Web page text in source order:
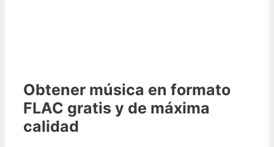
Obtener música en formato
FLAC gratis y de máxima
calidad